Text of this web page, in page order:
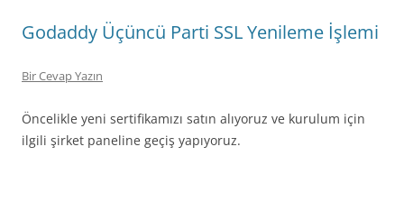
Godaddy Üçüncü Parti SSL Yenileme İşlemi
Bir Cevap Yazın
Öncelikle yeni sertifikamızı satın alıyoruz ve kurulum için
ilgili şirket paneline geçiş yapıyoruz.